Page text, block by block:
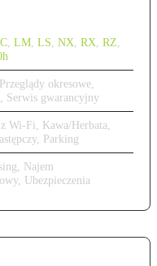
LM LS NX RX RZ
okresowe,
Serwis gwarancyjny
Wi-Fi, Kawa/Herbata,
Parking
Najem
Ubezpieczenia